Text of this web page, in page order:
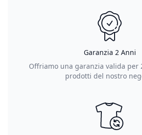
Garanzia 2 Anni
Offriamo una garanzia valida per
prodotti del nostro